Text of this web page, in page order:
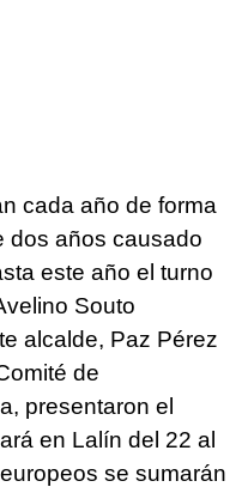
cada año de forma
dos años causado
este año el turno
Souto
alcalde, Paz Pérez
de
presentaron el
en Lalín del 22 al
se sumarán